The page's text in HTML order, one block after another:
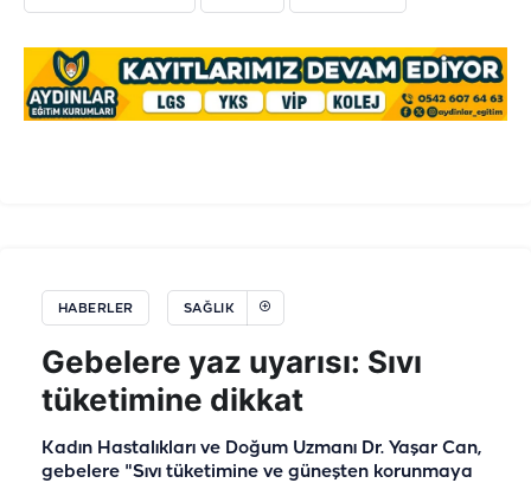
HABERLER SAĞLIK
Gebelere yaz uyarısı: Sıvı
tüketimine dikkat
Kadın Hastalıkları ve Doğum Uzmanı Dr. Yaşar Can,
gebelere "Sıvı tüketimine ve güneşten korunmaya